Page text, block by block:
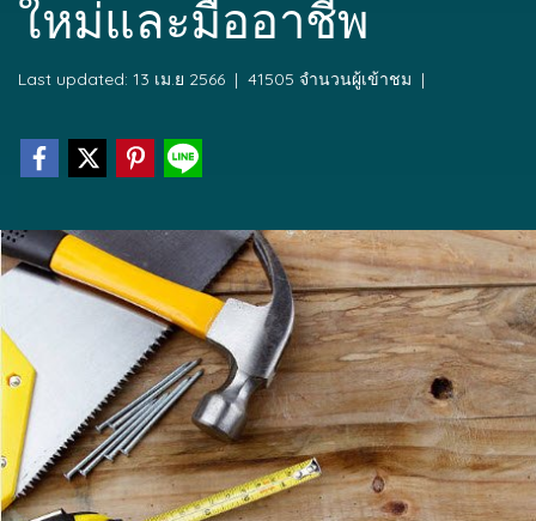
ใหม่และมืออาชีพ
Last updated: 13 เม.ย 2566 | 41505 จำนวนผู้เข้าชม |